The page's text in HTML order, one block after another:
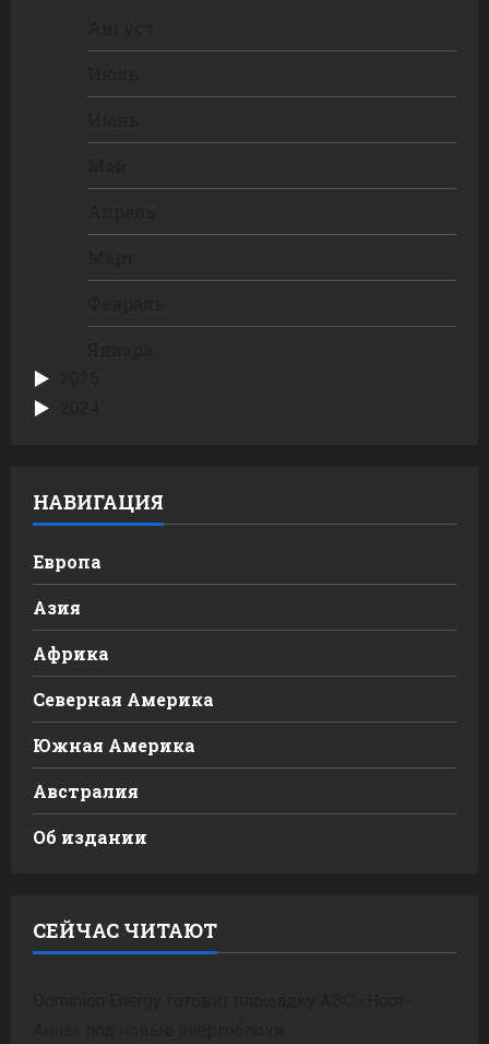
НАВИГАЦИЯ
Европа
Азия
Африка
Северная Америка
Южная Америка
Австралия
Об издании
СЕЙЧАС ЧИТАЮТ